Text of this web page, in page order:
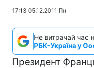
17:13 05.12.2011 Пн
Не витрачай час
РБК-Україна у
Президент